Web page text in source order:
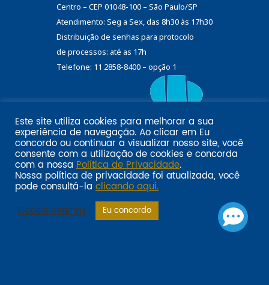
Centro – CEP 01048-100 – São Paulo/SP
Atendimento: Seg a Sex, das 8h30 às 17h30
Distribuição de senhas para protocolo
de processos: até as 17h
Telefone: 11 2858-8400 – opção 1
Email marketing por:
Pol�tica de privacidade SINDILOJAS-SPAcesse aqui
Este site utiliza cookies para melhorar a sua
experiência de navegação. Ao clicar em Eu
concordo ou continuar a visualizar nosso site, você
consente com a utilização de cookies e concorda
com a nossa Política de Privacidade.
Nossa política de privacidade foi atualizada, você
pode consultá-la clicando aqui.
Cookie settings
Eu concordo